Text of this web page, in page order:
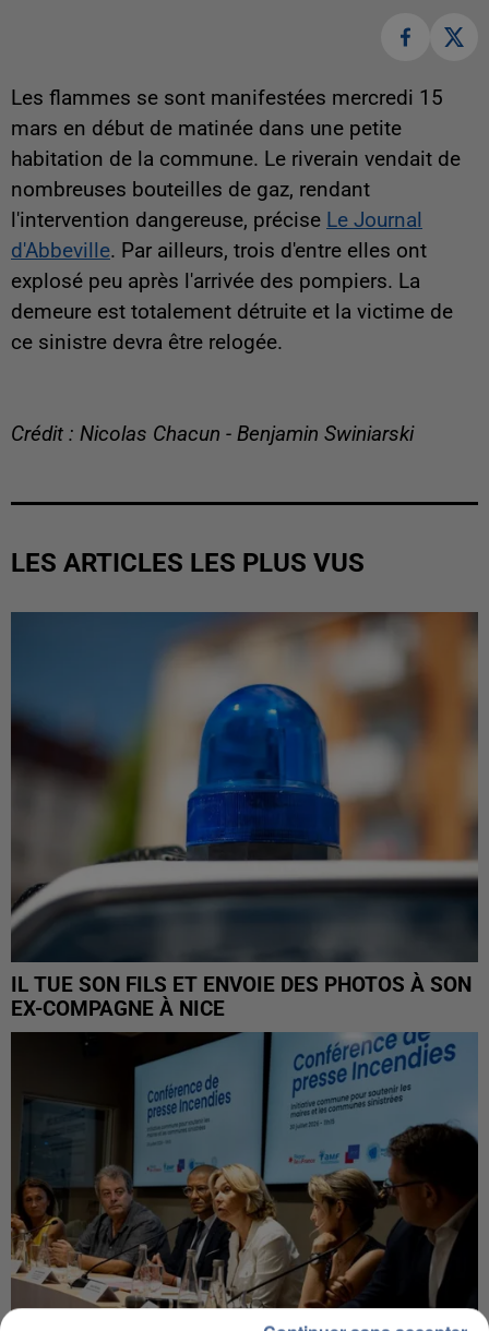
Les flammes se sont manifestées mercredi 15
mars en début de matinée dans une petite
habitation de la commune. Le riverain vendait de
nombreuses bouteilles de gaz, rendant
l'intervention dangereuse, précise Le Journal
d'Abbeville. Par ailleurs, trois d'entre elles ont
explosé peu après l'arrivée des pompiers. La
demeure est totalement détruite et la victime de
ce sinistre devra être relogée.
Crédit : Nicolas Chacun - Benjamin Swiniarski
LES ARTICLES LES PLUS VUS
IL TUE SON FILS ET ENVOIE DES PHOTOS À SON
EX-COMPAGNE À NICE